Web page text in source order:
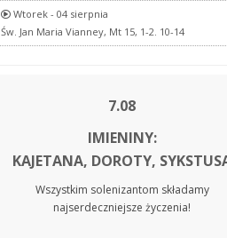
Wtorek - 04 sierpnia
Św. Jan Maria Vianney, Mt 15, 1-2. 10-14
7.08
IMIENINY:
KAJETANA, DOROTY,
Wszystkim solenizantom składamy
najserdeczniejsze życzenia!